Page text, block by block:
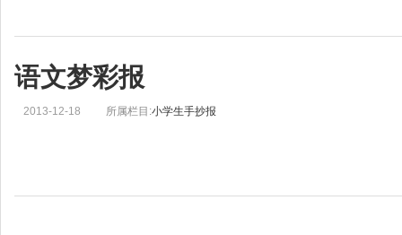
语文梦彩报
2013-12-18 所属栏目:小学生手抄报